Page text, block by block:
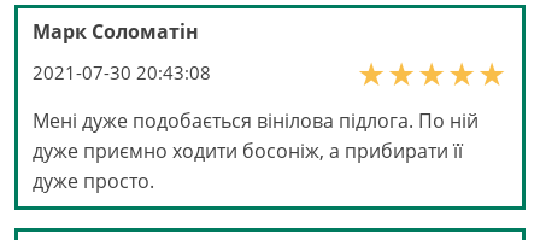
Марк Соломатін
2021-07-30 20:43:08
Мені дуже подобається вінілова підлога. По ній
дуже приємно ходити босоніж, а прибирати її
дуже просто.